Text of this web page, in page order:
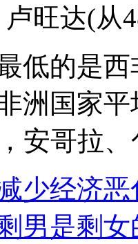
旺达(从
的是西
洲国家
安哥拉
少经济恶
男是剩